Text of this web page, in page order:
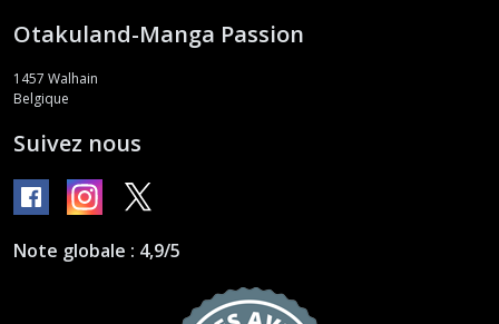
Otakuland-Manga Passion
1457 Walhain
Belgique
Suivez nous
Note globale : 4,9/5